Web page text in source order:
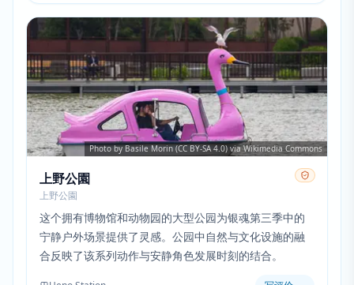
Photo by Basile Morin (CC BY-SA 4.0) via Wikimedia Commons
上野公園
上野公園
这个拥有博物馆和动物园的大型公园为银魂第三季中的
宁静户外场景提供了灵感。公园中自然与文化设施的融
合反映了该系列动作与安静角色发展时刻的结合。